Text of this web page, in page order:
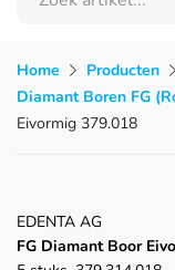
Home Producten
Diamant Boren FG
Eivormig 379.018
EDENTA AG
FG Diamant Boor